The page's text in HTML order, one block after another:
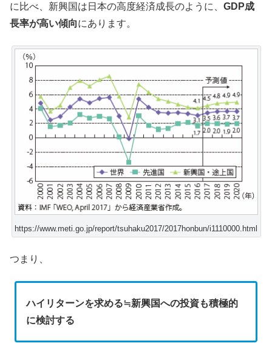
に比べ、新興国は日本の高度経済成長のように、 GDP成
長率が高い傾向にあります。
https://www.meti.go.jp/report/tsuhaku2017/2017honbun/i1110000.html
つまり、
ハイリターンを求める≒新興国への投資も積極的
に検討する